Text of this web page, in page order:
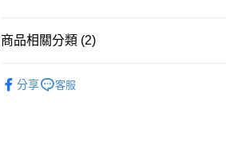
ATM付款
商品相關分類 (2)
分享 客服